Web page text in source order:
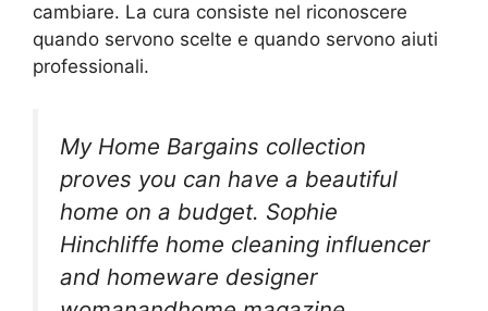
cambiare. La cura consiste nel riconoscere
quando servono scelte e quando servono aiuti
professionali.
My Home Bargains collection
proves you can have a beautiful
home on a budget. Sophie
Hinchliffe home cleaning influencer
and homeware designer